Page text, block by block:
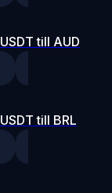
USDT till AUD
USDT till BRL